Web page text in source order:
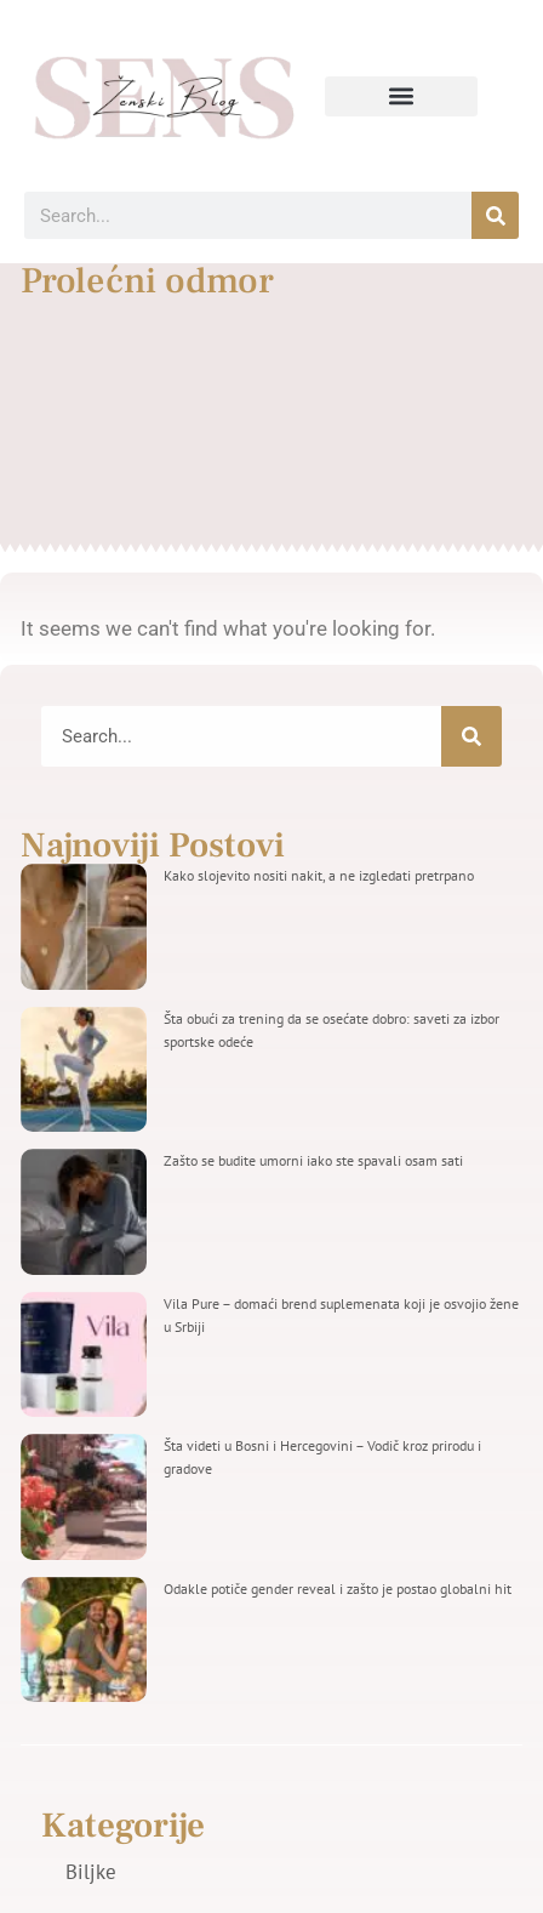
Prolećni odmor
It seems we can't find what you're looking for.
Najnoviji Postovi
Kako slojevito nositi nakit, a ne izgledati pretrpano
Šta obući za trening da se osećate dobro: saveti za izbor
sportske odeće
Zašto se budite umorni iako ste spavali osam sati
Vila Pure – domaći brend suplemenata koji je osvojio žene
u Srbiji
Šta videti u Bosni i Hercegovini – Vodič kroz prirodu i
gradove
Odakle potiče gender reveal i zašto je postao globalni hit
Kategorije
Biljke